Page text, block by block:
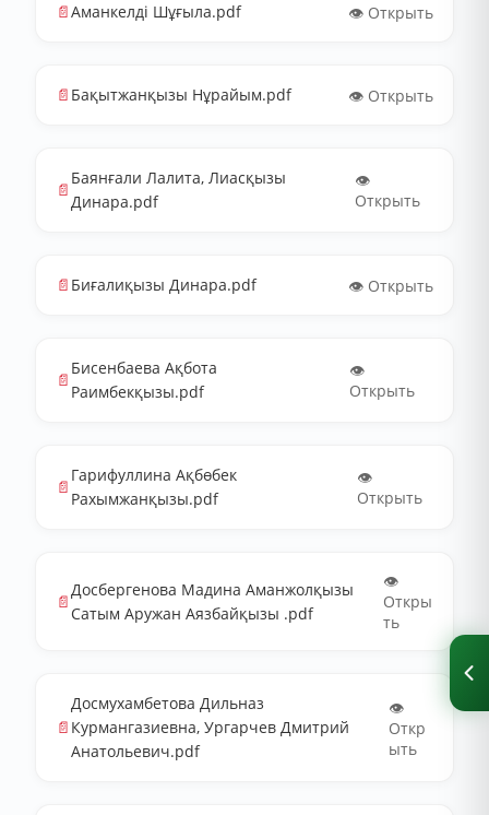
📄Аманкелді Шұғыла.pdf 👁️ Открыть
📄 Бақытжанқызы Нұрайым.pdf 👁️ Открыть
📄
Баянғали Лалита, Лиасқызы
Динара.pdf
👁️
Открыть
📄 Биғалиқызы Динара.pdf 👁️ Открыть
📄
Бисенбаева Ақбота
Раимбекқызы.pdf
👁️
Открыть
📄
Гарифуллина Ақбөбек
Рахымжанқызы.pdf
👁️
Открыть
📄
Досбергенова Мадина Аманжолқызы
Сатым Аружан Аязбайқызы .pdf
👁️
Откры
ть
📄
Досмухамбетова Дильназ
Курмангазиевна, Ургарчев Дмитрий
Анатольевич.pdf
👁️
Откр
ыть